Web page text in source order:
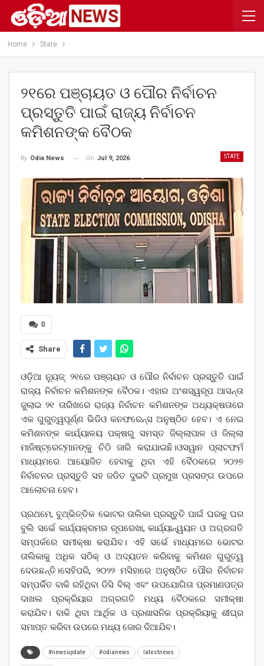
Home State
୨୧ରେ ପଞ୍ଚାୟତ ଓ ପୌର ନିର୍ବାଚନ
ପ୍ରସ୍ତୁତି ପାଇଁ ରାଜ୍ୟ ନିର୍ବାଚନ
କମିଶନଙ୍କ ବୈଠକ
STATE
By Odia News On Jul 9, 2026
0
Share
ଓଡ଼ିଆ ନ୍ୟୁଜ୍: ୨୧ରେ ପଞ୍ଚାୟତ ଓ ପୌର ନିର୍ବାଚନ ପ୍ରସ୍ତୁତି ପାଇଁ
ରାଜ୍ୟ ନିର୍ବାଚନ କମିଶନଙ୍କ ବୈଠକ। ଏହାର ଅଂଶସ୍ୱରୂପ ଆସନ୍ତା
ଜୁଲାଇ ୨୧ ତାରିଖରେ ରାଜ୍ୟ ନିର୍ବାଚନ କମିଶନଙ୍କ ଅଧ୍ୟକ୍ଷତାରେ
ଏକ ଗୁରୁତ୍ୱପୂର୍ଣ୍ଣ ଭିଡିଓ କନଫରେନ୍ସ ଅନୁଷ୍ଠିତ ହେବ। ଏ ନେଇ
କମିଶନଙ୍କ କାର୍ଯ୍ୟାଳୟ ପକ୍ଷରୁ ସମସ୍ତ ଜିଲ୍ଲାପାଳ ଓ ଜିଲ୍ଲା
ମାଜିଷ୍ଟ୍ରେଟ୍ମାନଙ୍କୁ ଚିଠି ଜାରି କରାଯାଇଛି।ଓସୱାନ ପ୍ଲାଟଫର୍ମ
ମାଧ୍ୟମରେ ଆୟୋଜିତ ହେବାକୁ ଥିବା ଏହି ବୈଠକରେ ୨୦୨୭
ନିର୍ବାଚନର ପ୍ରସ୍ତୁତି ସହ ଜଡିତ ଦୁଇଟି ପ୍ରମୁଖ ପ୍ରସଙ୍ଗ ଉପରେ
ଆଲୋଚନା ହେବ।
ପ୍ରଥମେ, ବୁଥ୍‌ଭିତ୍ତିକ ଭୋଟର ତାଲିକା ପ୍ରସ୍ତୁତି ପାଇଁ ଘରକୁ ଘର
ବୁଲି ସର୍ଭେ କାର୍ଯ୍ୟକ୍ରମର ରୂପରେଖା, କାର୍ଯ୍ୟାନ୍ୱୟନ ଓ ଅଗ୍ରଗତି
ସମ୍ପର୍କରେ ସମୀକ୍ଷା କରାଯିବ। ଏହି ସର୍ଭେ ମାଧ୍ୟମରେ ଭୋଟର
ତାଲିକାକୁ ଅଧିକ ସଠିକ୍ ଓ ଅଦ୍ୟତନ କରିବାକୁ କମିଶନ ଗୁରୁତ୍ୱ
ଦେଉଛନ୍ତି।ସେହିପରି, ୨୦୨୨ ମସିହାରେ ଅନୁଷ୍ଠିତ ପୌର ନିର୍ବାଚନ
ସମ୍ପର୍କିତ ବାକି ରହିଥିବା ଡିସି ବିଲ୍ ଏବଂ ଉପଯୋଗିତା ପ୍ରମାଣପତ୍ର
ଦାଖଲ ପ୍ରକ୍ରିୟାର ଅଗ୍ରଗତି ମଧ୍ୟ ବୈଠକରେ ସମୀକ୍ଷା
କରାଯିବ। ବାକି ଥିବା ଆର୍ଥିକ ଓ ପ୍ରଶାସନିକ ପ୍ରକ୍ରିୟାକୁ ଶୀଘ୍ର
ସମାପ୍ତ କରିବା ଉପରେ ମଧ୍ୟ ଜୋର ଦିଆଯିବ।
#newsupdate #odianews latestnews